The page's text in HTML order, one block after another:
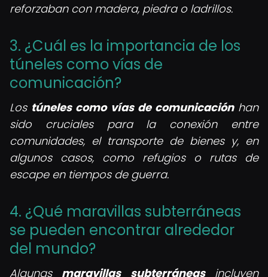
reforzaban con madera, piedra o ladrillos.
3. ¿Cuál es la importancia de los
túneles como vías de
comunicación?
Los túneles como vías de comunicaciónhan
sido cruciales para la conexión entre
comunidades, el transporte de bienes y, en
algunos casos, como refugios o rutas de
escape en tiempos de guerra.
4. ¿Qué maravillas subterráneas
se pueden encontrar alrededor
del mundo?
Algunas maravillas subterráneasincluyen